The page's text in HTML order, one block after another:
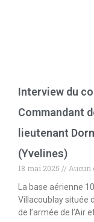
Interview du
Commandant
lieutenant
(Yvelines)
18 mai 2025
Aucun
La base aérienne
Villacoublay située
de l’armée de l’Air